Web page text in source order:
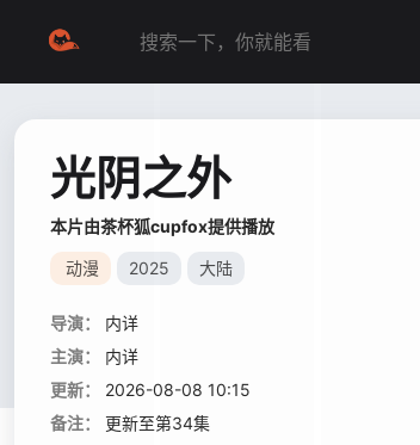
光阴之外
本片由茶杯狐cupfox提供播放
动漫 2025 大陆
导演：
内详
主演：
内详
更新：
2026-08-08 10:15
备注：
更新至第34集